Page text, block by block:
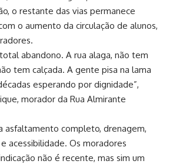
o restante das vias permanece
o aumento da circulação de alunos,
abandono. A rua alaga, não tem
tem calçada. A gente pisa na lama
esperando por dignidade”,
morador da Rua Almirante
asfaltamento completo, drenagem,
acessibilidade. Os moradores
não é recente, mas sim um